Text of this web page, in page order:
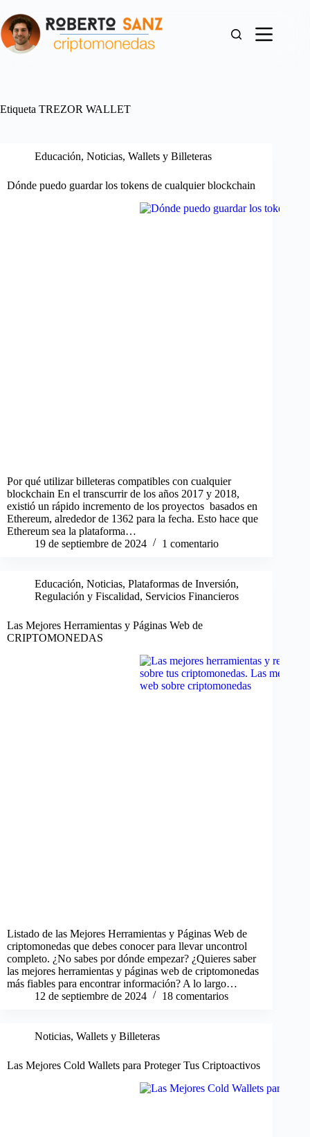
al
contenido
Etiqueta TREZOR WALLET
Educación, Noticias, Wallets y Billeteras
Dónde puedo guardar los tokens de cualquier blockchain
Por qué utilizar billeteras compatibles con cualquier
blockchain En el transcurrir de los años 2017 y 2018,
existió un rápido incremento de los proyectos basados en
Ethereum, alrededor de 1362 para la fecha. Esto hace que
Ethereum sea la plataforma…
19 de septiembre de 2024
1 comentario
Educación, Noticias, Plataformas de Inversión,
Regulación y Fiscalidad, Servicios Financieros
Las Mejores Herramientas y Páginas Web de
CRIPTOMONEDAS
Listado de las Mejores Herramientas y Páginas Web de
criptomonedas que debes conocer para llevar uncontrol
completo. ¿No sabes por dónde empezar? ¿Quieres saber
las mejores herramientas y páginas web de criptomonedas
más fiables para encontrar información? A lo largo…
12 de septiembre de 2024
18 comentarios
Noticias, Wallets y Billeteras
Las Mejores Cold Wallets para Proteger Tus Criptoactivos